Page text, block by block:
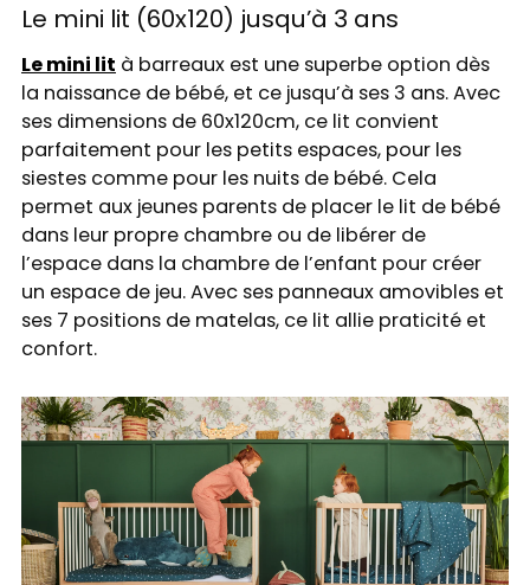
Le mini lit (60x120) jusqu’à 3 ans
Le mini lit à barreaux est une superbe option dès
la naissance de bébé, et ce jusqu’à ses 3 ans. Avec
ses dimensions de 60x120cm, ce lit convient
parfaitement pour les petits espaces, pour les
siestes comme pour les nuits de bébé. Cela
permet aux jeunes parents de placer le lit de bébé
dans leur propre chambre ou de libérer de
l’espace dans la chambre de l’enfant pour créer
un espace de jeu. Avec ses panneaux amovibles et
ses 7 positions de matelas, ce lit allie praticité et
confort.